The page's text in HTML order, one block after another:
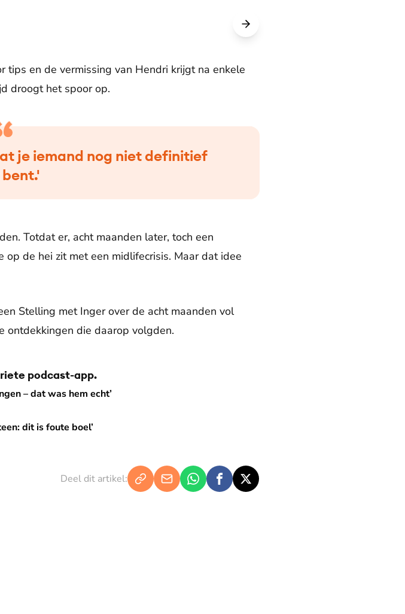
tips en de vermissing van Hendri krijgt na enkele
droogt het spoor op.
je iemand nog niet definitief
Totdat er, acht maanden later, toch een
op de hei zit met een midlifecrisis. Maar dat idee
Stelling met Inger over de acht maanden vol
ontdekkingen die daarop volgden.
podcast-app.
– dat was hem echt’
echt’
dit is foute boel’
boel’
Deel dit artikel: